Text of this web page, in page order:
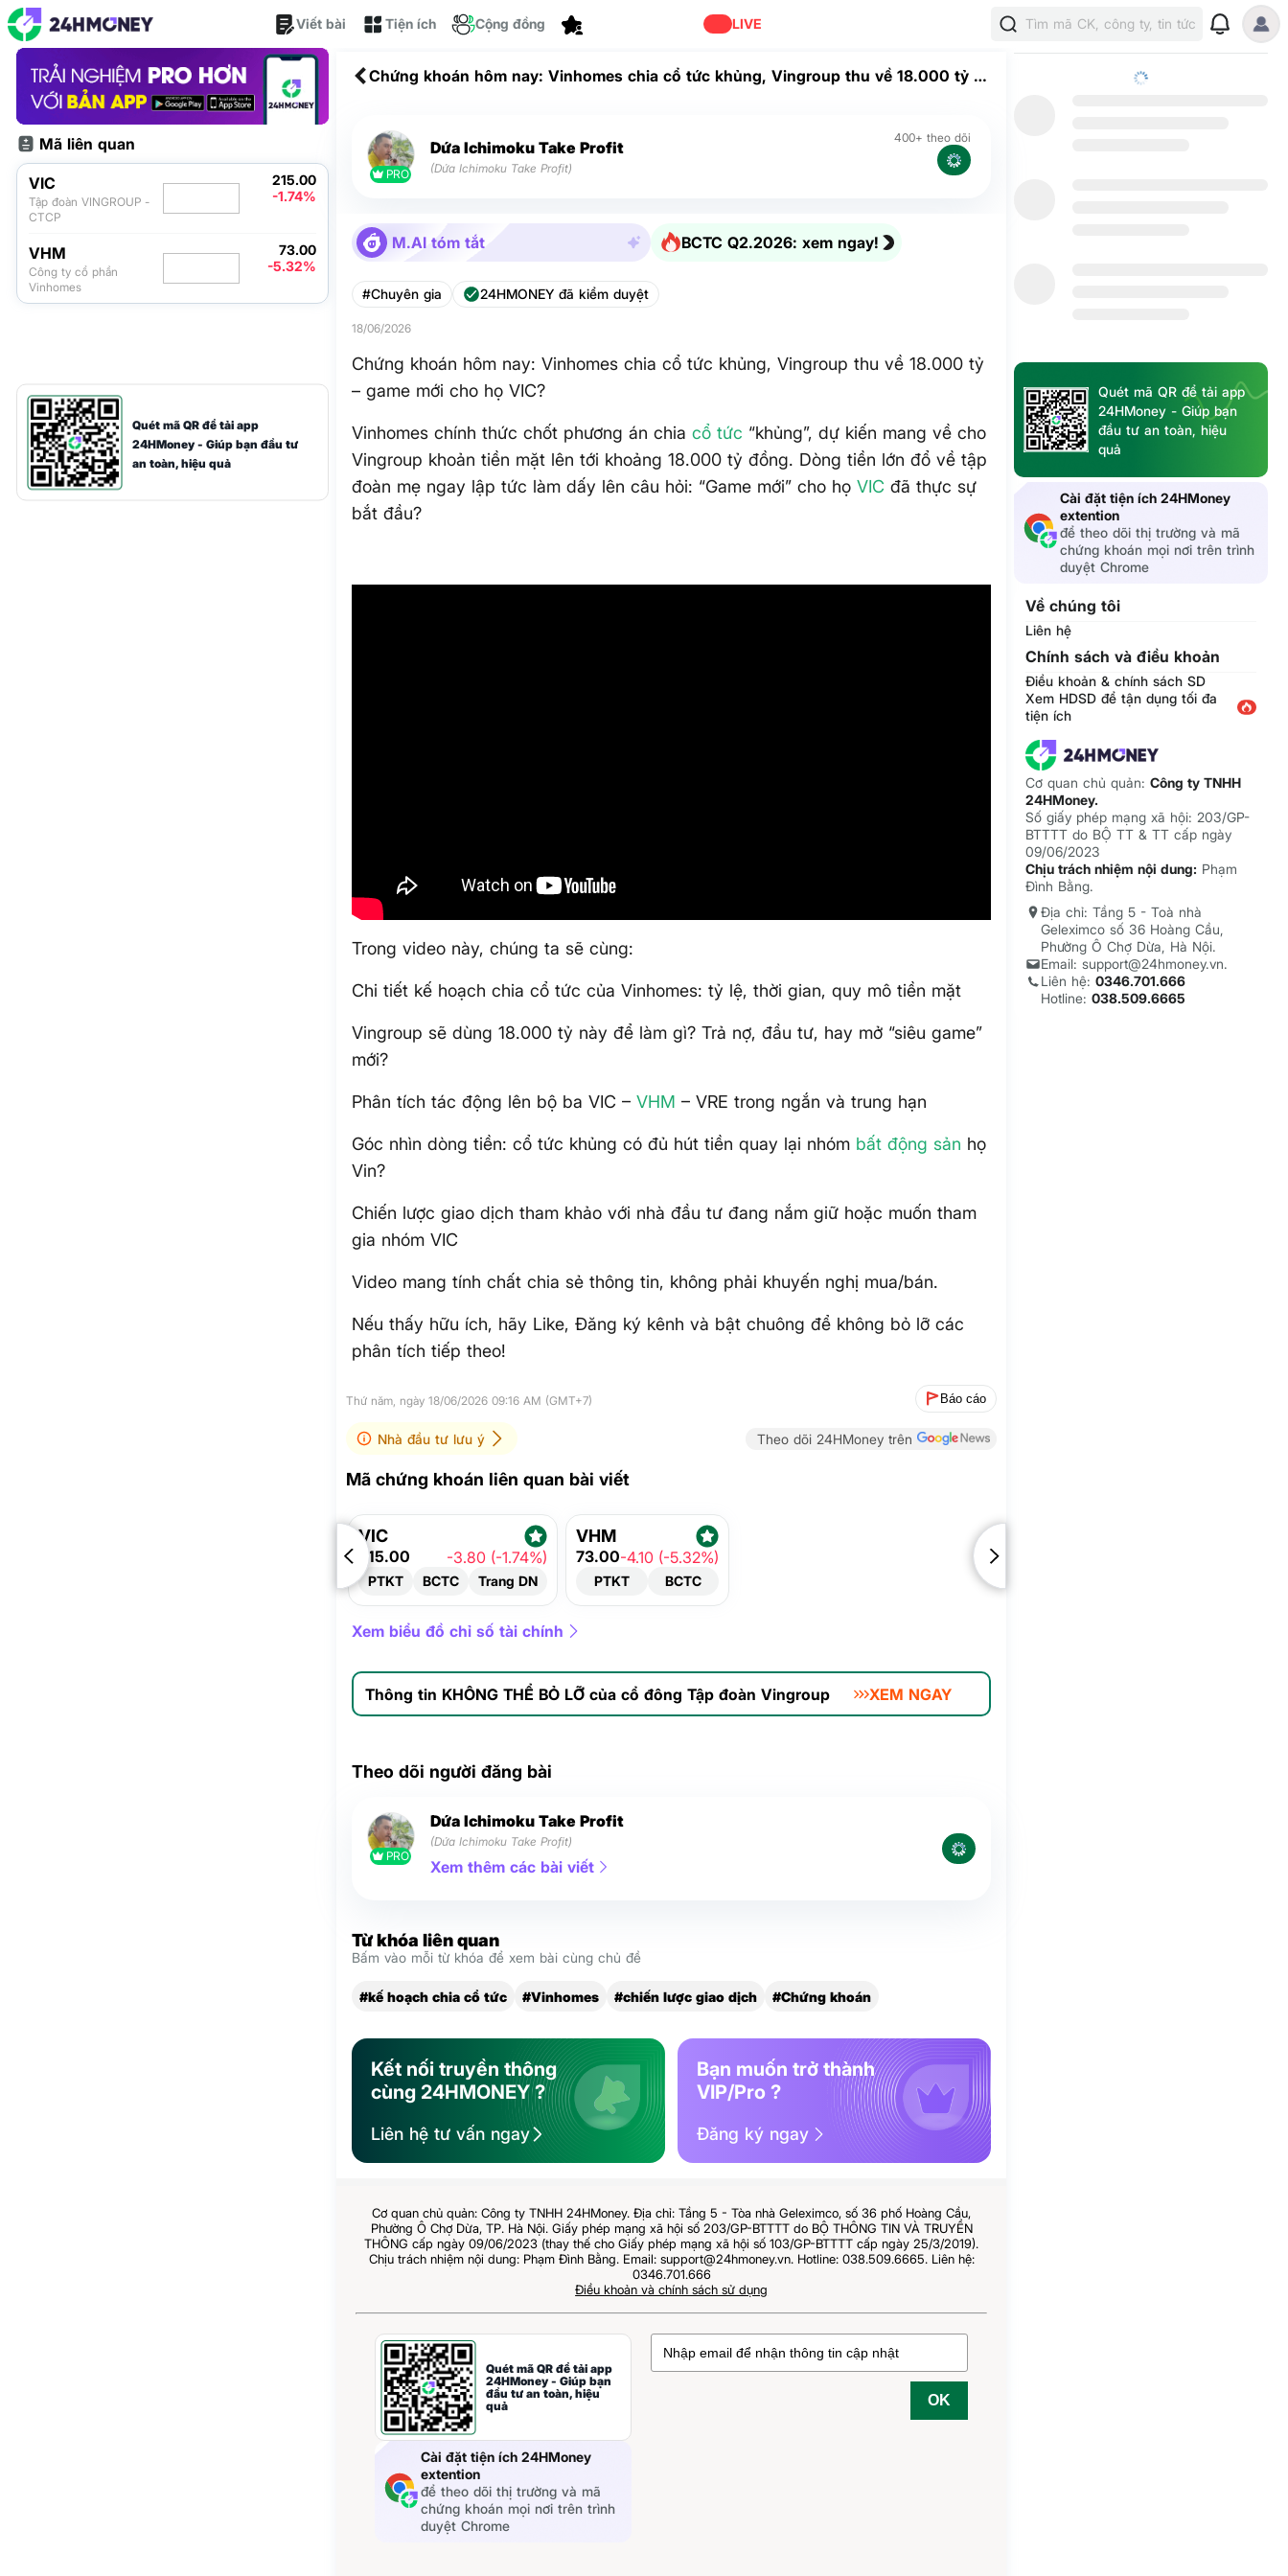
Viết bài Tiện ích Cộng đồng LIVE Tìm mã CK, công ty, tin tức
Mã liên quan
VIC
Tập đoàn VINGROUP -
CTCP
215.00
-1.74%
VHM
Công ty cổ phần
Vinhomes
73.00
-5.32%
Quét mã QR để tải app
24HMoney - Giúp bạn đầu tư
an toàn, hiệu quả
Chứng khoán hôm nay: Vinhomes chia cổ tức khủng, Vingroup thu về 18.000 tỷ –
PRO
Dứa Ichimoku Take Profit
(Dứa Ichimoku Take Profit)
400+ theo dõi
M.AI tóm tắt BCTC Q2.2026: xem ngay!
#Chuyên gia 24HMONEY đã kiểm duyệt
18/06/2026
Chứng khoán hôm nay: Vinhomes chia cổ tức khủng, Vingroup thu về 18.000 tỷ
– game mới cho họ VIC?
Vinhomes chính thức chốt phương án chiacổ tức “khủng”, dự kiến mang về cho
Vingroup khoản tiền mặt lên tới khoảng 18.000 tỷ đồng. Dòng tiền lớn đổ về tập
đoàn mẹ ngay lập tức làm dấy lên câu hỏi: “Game mới” cho họVIC đã thực sự
bắt đầu?
Trong video này, chúng ta sẽ cùng:
Chi tiết kế hoạch chia cổ tức của Vinhomes: tỷ lệ, thời gian, quy mô tiền mặt
Vingroup sẽ dùng 18.000 tỷ này để làm gì? Trả nợ, đầu tư, hay mở “siêu game”
mới?
Phân tích tác động lên bộ ba VIC –VHM – VRE trong ngắn và trung hạn
Góc nhìn dòng tiền: cổ tức khủng có đủ hút tiền quay lại nhóm bất động sản họ
Vin?
Chiến lược giao dịch tham khảo với nhà đầu tư đang nắm giữ hoặc muốn tham
gia nhóm VIC
Video mang tính chất chia sẻ thông tin, không phải khuyến nghị mua/bán.
Nếu thấy hữu ích, hãy Like, Đăng ký kênh và bật chuông để không bỏ lỡ các
phân tích tiếp theo!
Thứ năm, ngày 18/06/2026 09:16 AM (GMT+7) Báo cáo
Nhà đầu tư lưu ý Theo dõi 24HMoney trên
Mã chứng khoán liên quan bài viết
VIC
215.00 -3.80 (-1.74%)
PTKT BCTC Trang DN
VHM
73.00-4.10 (-5.32%)
PTKT BCTC
Xem biểu đồ chỉ số tài chính
Thông tin KHÔNG THỂ BỎ LỠ của cổ đông Tập đoàn Vingroup XEM NGAY
Theo dõi người đăng bài
PRO
Dứa Ichimoku Take Profit
(Dứa Ichimoku Take Profit)
Xem thêm các bài viết
Từ khóa liên quan
Bấm vào mỗi từ khóa để xem bài cùng chủ đề
#kế hoạch chia cổ tức #Vinhomes #chiến lược giao dịch #Chứng khoán
Kết nối truyền thông
cùng 24HMONEY ?
Liên hệ tư vấn ngay
Bạn muốn trở thành
VIP/Pro ?
Đăng ký ngay
Cơ quan chủ quản: Công ty TNHH 24HMoney. Địa chỉ: Tầng 5 - Tòa nhà Geleximco, số 36 phố Hoàng Cầu,
Phường Ô Chợ Dừa, TP. Hà Nội. Giấy phép mạng xã hội số 203/GP-BTTTT do BỘ THÔNG TIN VÀ TRUYỀN
THÔNG cấp ngày 09/06/2023 (thay thế cho Giấy phép mạng xã hội số 103/GP-BTTTT cấp ngày 25/3/2019).
Chịu trách nhiệm nội dung: Phạm Đình Bằng. Email: support@24hmoney.vn. Hotline: 038.509.6665. Liên hệ:
0346.701.666
Điều khoản và chính sách sử dụng
Quét mã QR để tải app
24HMoney - Giúp bạn
đầu tư an toàn, hiệu
quả
Cài đặt tiện ích 24HMoney
extention
để theo dõi thị trường và mã
chứng khoán mọi nơi trên trình
duyệt Chrome
OK
Quét mã QR để tải app
24HMoney - Giúp bạn
đầu tư an toàn, hiệu
quả
Cài đặt tiện ích 24HMoney
extention
để theo dõi thị trường và mã
chứng khoán mọi nơi trên trình
duyệt Chrome
Về chúng tôi
Liên hệ
Chính sách và điều khoản
Điều khoản & chính sách SD
Xem HDSD để tận dụng tối đa
tiện ích
Cơ quan chủ quản:Công ty TNHH
24HMoney.
Số giấy phép mạng xã hội: 203/GP-
BTTTT do BỘ TT & TT cấp ngày
09/06/2023
Chịu trách nhiệm nội dung: Phạm
Đình Bằng.
Địa chỉ: Tầng 5 - Toà nhà
Geleximco số 36 Hoàng Cầu,
Phường Ô Chợ Dừa, Hà Nội.
Email: support@24hmoney.vn.
Liên hệ:0346.701.666
Hotline:038.509.6665